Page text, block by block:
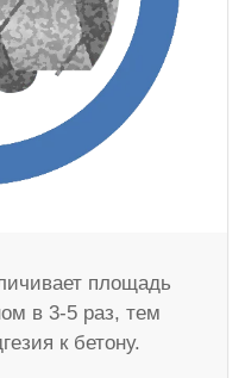
площадь
в 3-5 раз, тем
к бетону.